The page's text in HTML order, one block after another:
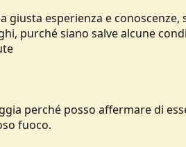
giusta esperienza e
purché siano salve alcune
perché posso affermare di
fuoco.